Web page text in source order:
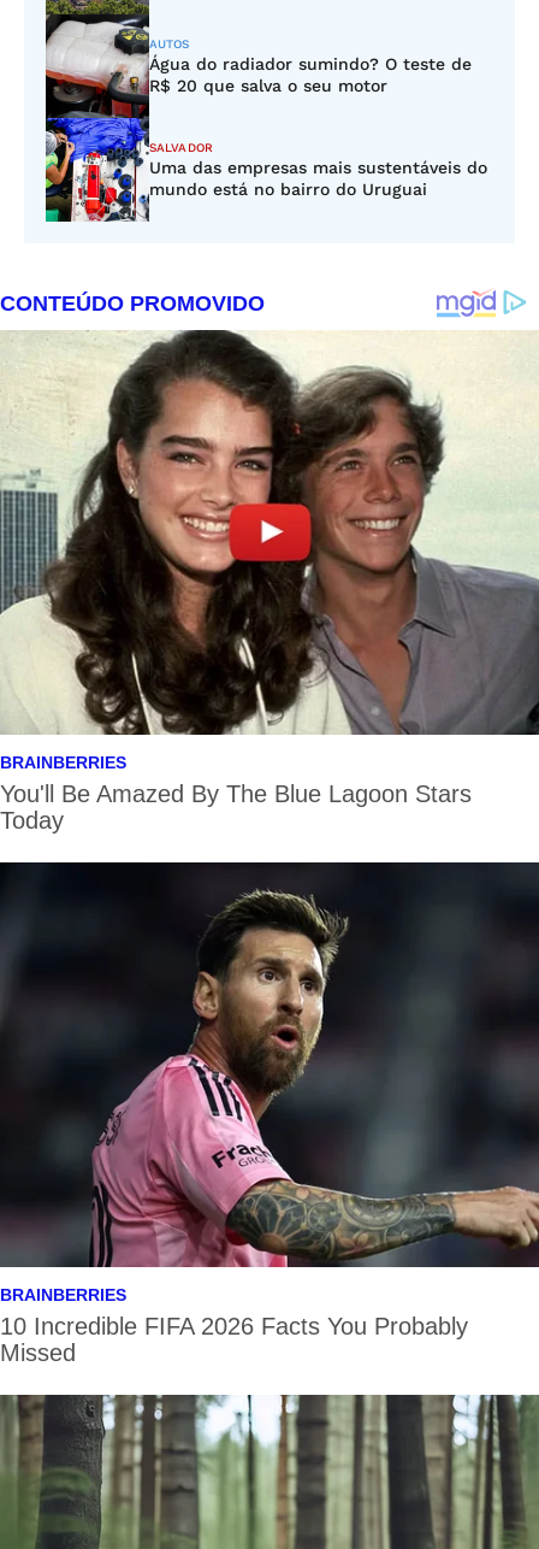
AUTOS
Água do radiador sumindo? O teste de
R$ 20 que salva o seu motor
SALVADOR
Uma das empresas mais sustentáveis do
mundo está no bairro do Uruguai